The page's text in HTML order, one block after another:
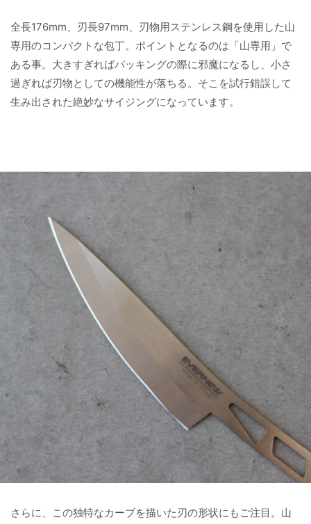
全長176mm、刃長97mm、刃物用ステンレス鋼を使用した山
専用のコンパクトな包丁。ポイントとなるのは「山専用」で
ある事。大きすぎればパッキングの際に邪魔になるし、小さ
過ぎれば刃物としての機能性が落ちる。そこを試行錯誤して
生み出された絶妙なサイジングになっています。
さらに、この独特なカーブを描いた刃の形状にもご注目。山